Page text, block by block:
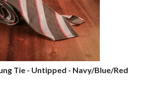
Tie - Untipped - Navy/Blue/Red